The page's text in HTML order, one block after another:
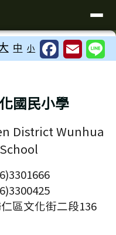
⏸
中 小
國民小學
District Wunhua
區文化街二段136